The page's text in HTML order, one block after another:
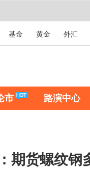
基金 黄金 外汇
市 路演中心
期货螺纹钢